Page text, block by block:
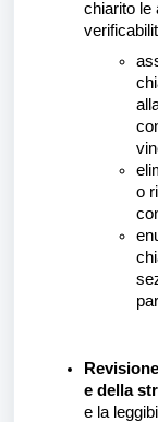
chiarito le
o
e della
e la